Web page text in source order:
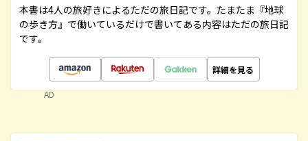
本書は4人の旅好きによるただの旅日記です。たまたま『地球
の歩き方』で働いているだけで書いてある内容はただの旅日記
です。
詳細を見る
AD